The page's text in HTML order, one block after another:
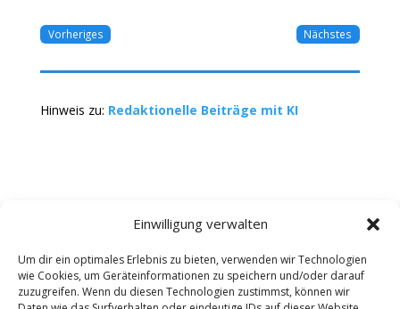
Einwilligung verwalten
Um dir ein optimales Erlebnis zu bieten, verwenden wir Technologien
wie Cookies, um Geräteinformationen zu speichern und/oder darauf
zuzugreifen. Wenn du diesen Technologien zustimmst, können wir
Vorheriges Nächstes
Hinweis zu: Redaktionelle Beiträge mit KI
Kontakt Impressum
Datenschutz
Werbung buchen
AGB